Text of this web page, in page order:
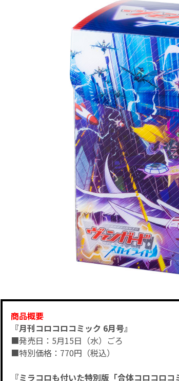
商品概要
『月刊コロコロコミック 6月号』
■発売日：5月15日（水）ごろ
■特別価格：770円（税込）
『ミラコロも付いた特別版「合体コロコロコ